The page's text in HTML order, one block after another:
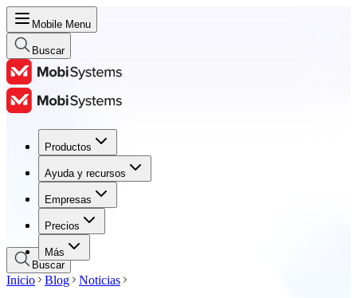
Mobile Menu
Buscar
Productos
Ayuda y recursos
Empresas
Precios
Más
Productos
Ayuda y recursos
Empresas
Precios
Buscar
Inicio Blog
Noticias